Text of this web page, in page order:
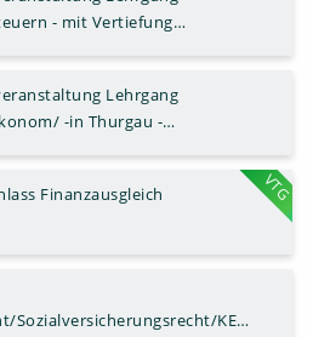
- mit Vertiefung
Lehrgang
-in Thurgau -
Finanzausgleich VTG
Sozialversicherungsrecht/KES-